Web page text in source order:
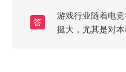
答
游戏行业随着电
挺大，尤其是对